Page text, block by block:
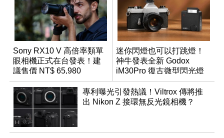
Sony RX10 V 高倍率類單
眼相機正式在台發表！建
議售價 NT$ 65,980
迷你閃燈也可以打跳燈！
神牛發表全新 Godox
iM30Pro 復古微型閃光燈
專利曝光引發熱議！Viltrox 傳將推
出 Nikon Z 接環無反光鏡相機？